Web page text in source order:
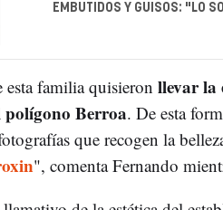
EMBUTIDOS Y GUISOS: "LO
familia quisieron llevar la
polígono Berroa. De esta
que recogen la
", comenta Fernando